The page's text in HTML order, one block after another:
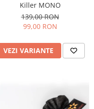
Killer MONO
139,00 RON
99,00 RON
VEZI VARIANTE